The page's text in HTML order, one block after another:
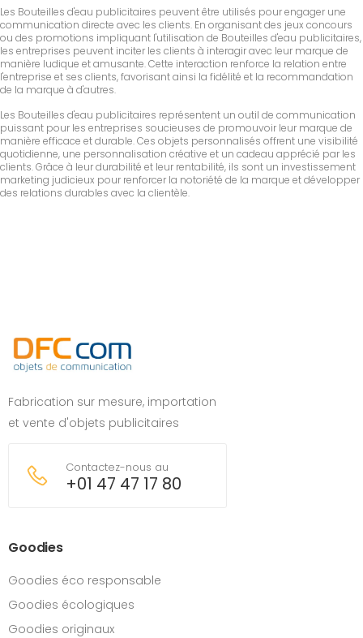
Les Bouteilles d'eau publicitaires peuvent être utilisés pour engager une
communication directe avec les clients. En organisant des jeux concours
ou des promotions impliquant l'utilisation de Bouteilles d'eau publicitaires,
les entreprises peuvent inciter les clients à interagir avec leur marque de
manière ludique et amusante. Cette interaction renforce la relation entre
l'entreprise et ses clients, favorisant ainsi la fidélité et la recommandation
de la marque à d'autres.
Les Bouteilles d'eau publicitaires représentent un outil de communication
puissant pour les entreprises soucieuses de promouvoir leur marque de
manière efficace et durable. Ces objets personnalisés offrent une visibilité
quotidienne, une personnalisation créative et un cadeau apprécié par les
clients. Grâce à leur durabilité et leur rentabilité, ils sont un investissement
marketing judicieux pour renforcer la notoriété de la marque et développer
des relations durables avec la clientèle.
Fabrication sur mesure, importation
et vente d'objets publicitaires
Contactez-nous au
+01 47 47 17 80
Goodies
Goodies éco responsable
Goodies écologiques
Goodies originaux